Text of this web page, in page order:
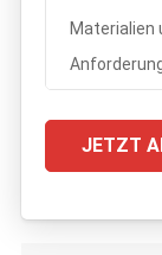
JETZT